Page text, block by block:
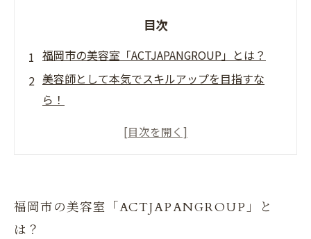
目次
福岡市の美容室「ACTJAPANGROUP」とは？
美容師として本気でスキルアップを目指すな
ら！
魅力的な働き方を提供するACTJAPANGROUPの
福岡市で美容師としてのキャリアアップを目指
福岡市の美容室「ACTJAPANGROUP」と
は？